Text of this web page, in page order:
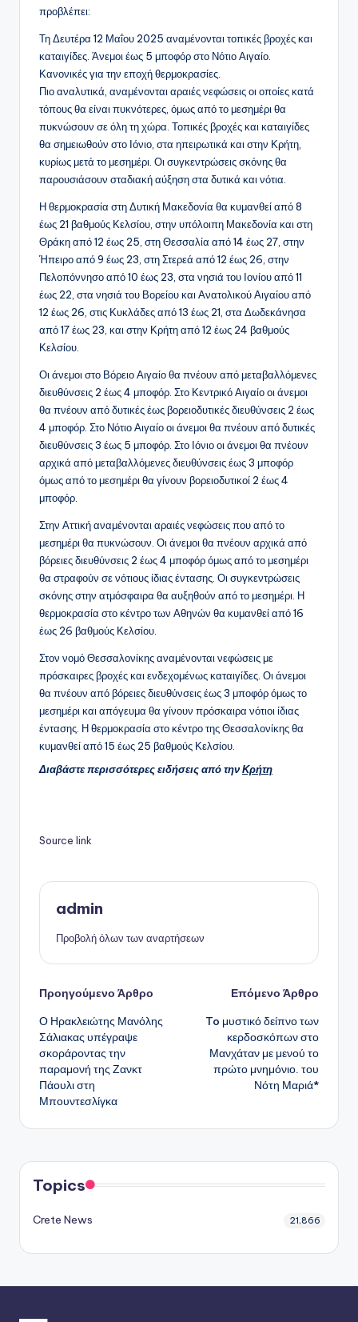
προβλέπει:
Τη Δευτέρα 12 Μαΐου 2025 αναμένονται τοπικές βροχές και
καταιγίδες. Άνεμοι έως 5 μποφόρ στο Νότιο Αιγαίο.
Κανονικές για την εποχή θερμοκρασίες.
Πιο αναλυτικά, αναμένονται αραιές νεφώσεις οι οποίες κατά
τόπους θα είναι πυκνότερες, όμως από το μεσημέρι θα
πυκνώσουν σε όλη τη χώρα. Τοπικές βροχές και καταιγίδες
θα σημειωθούν στο Ιόνιο, στα ηπειρωτικά και στην Κρήτη,
κυρίως μετά το μεσημέρι. Οι συγκεντρώσεις σκόνης θα
παρουσιάσουν σταδιακή αύξηση στα δυτικά και νότια.
Η θερμοκρασία στη Δυτική Μακεδονία θα κυμανθεί από 8
έως 21 βαθμούς Κελσίου, στην υπόλοιπη Μακεδονία και στη
Θράκη από 12 έως 25, στη Θεσσαλία από 14 έως 27, στην
Ήπειρο από 9 έως 23, στη Στερεά από 12 έως 26, στην
Πελοπόννησο από 10 έως 23, στα νησιά του Ιονίου από 11
έως 22, στα νησιά του Βορείου και Ανατολικού Αιγαίου από
12 έως 26, στις Κυκλάδες από 13 έως 21, στα Δωδεκάνησα
από 17 έως 23, και στην Κρήτη από 12 έως 24 βαθμούς
Κελσίου.
Οι άνεμοι στο Βόρειο Αιγαίο θα πνέουν από μεταβαλλόμενες
διευθύνσεις 2 έως 4 μποφόρ. Στο Κεντρικό Αιγαίο οι άνεμοι
θα πνέουν από δυτικές έως βορειοδυτικές διευθύνσεις 2 έως
4 μποφόρ. Στο Νότιο Αιγαίο οι άνεμοι θα πνέουν από δυτικές
διευθύνσεις 3 έως 5 μποφόρ. Στο Ιόνιο οι άνεμοι θα πνέουν
αρχικά από μεταβαλλόμενες διευθύνσεις έως 3 μποφόρ
όμως από το μεσημέρι θα γίνουν βορειοδυτικοί 2 έως 4
μποφόρ.
Στην Αττική αναμένονται αραιές νεφώσεις που από το
μεσημέρι θα πυκνώσουν. Οι άνεμοι θα πνέουν αρχικά από
βόρειες διευθύνσεις 2 έως 4 μποφόρ όμως από το μεσημέρι
θα στραφούν σε νότιους ίδιας έντασης. Οι συγκεντρώσεις
σκόνης στην ατμόσφαιρα θα αυξηθούν από το μεσημέρι. Η
θερμοκρασία στο κέντρο των Αθηνών θα κυμανθεί από 16
έως 26 βαθμούς Κελσίου.
Στον νομό Θεσσαλονίκης αναμένονται νεφώσεις με
πρόσκαιρες βροχές και ενδεχομένως καταιγίδες. Οι άνεμοι
θα πνέουν από βόρειες διευθύνσεις έως 3 μποφόρ όμως το
μεσημέρι και απόγευμα θα γίνουν πρόσκαιρα νότιοι ίδιας
έντασης. Η θερμοκρασία στο κέντρο της Θεσσαλονίκης θα
κυμανθεί από 15 έως 25 βαθμούς Κελσίου.
Διαβάστε περισσότερες ειδήσεις από τηνΚρήτη
Source link
admin
Προβολή όλων των αναρτήσεων
Πλοήγηση
δημοσιεύσεων
Προηγούμενο Άρθρο
Ο Ηρακλειώτης Μανόλης
Σάλιακας υπέγραψε
σκοράροντας την
παραμονή της Ζανκτ
Πάουλι στη
Μπουντεσλίγκα
Επόμενο Άρθρο
To μυστικό δείπνο των
κερδοσκόπων στο
Μανχάταν με μενού το
πρώτο μνημόνιο. του
Νότη Μαριά*
Topics
Crete News 21,866